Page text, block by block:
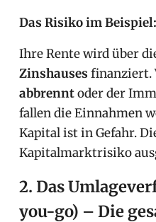
Das Risiko im Beispiel:
Ihre Rente wird über
Zinshauses finanziert.
abbrenntoder der
fallen die Einnahmen
Kapital ist in Gefahr.
Kapitalmarktrisiko
2. Das
you-go) – Die